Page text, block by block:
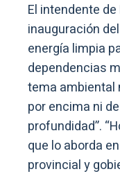
El intendente
inauguración
energía limpia
dependencias
tema ambiental
por encima ni
profundidad”.
que lo aborda
provincial y